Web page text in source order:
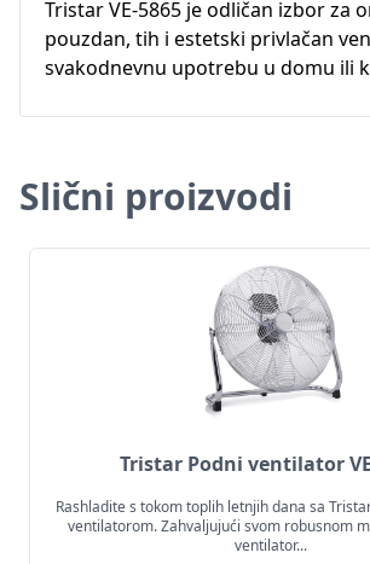
Tristar VE-5865 je odličan izbor za
pouzdan, tih i estetski privlačan
svakodnevnu upotrebu u domu ili
Slični proizvodi
Tristar Podni ventilator
Rashladite s tokom toplih letnjih dana sa
ventilatorom. Zahvaljujući svom robusnom
ventilator...